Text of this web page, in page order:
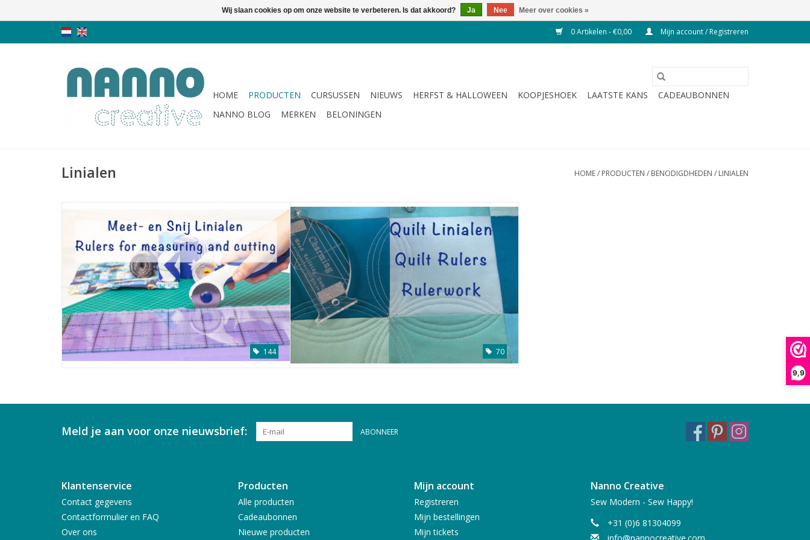
9,9
0 Artikelen - €0,00 Mijn account / Registreren
HOME PRODUCTEN CURSUSSEN NIEUWS HERFST & HALLOWEEN KOOPJESHOEK LAATSTE KANS
CADEAUBONNEN
NANNO BLOG
MERKEN BELONINGEN
Linialen HOME/ PRODUCTEN / BENODIGDHEDEN / LINIALEN
144 70
Meld je aan voor onze nieuwsbrief: ABONNEER
Klantenservice
Contact gegevens
Contactformulier en FAQ
Over ons
Producten
Alle producten
Cadeaubonnen
Nieuwe producten
Mijn account
Registreren
Mijn bestellingen
Mijn tickets
Nanno Creative
Sew Modern - Sew Happy!
+31 (0)6 81304099
info@nannocreative.com
Wij slaan cookies op om onze website te verbeteren. Is dat akkoord? Ja Nee Meer over cookies »